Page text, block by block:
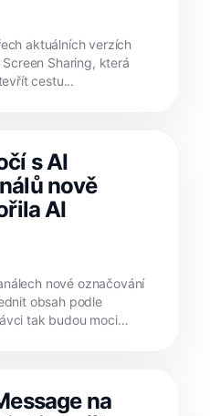
aktuálních verzích
Sharing, která
cestu...
s AI
nově
AI
nové označování
obsah podle
tak budou moci
na